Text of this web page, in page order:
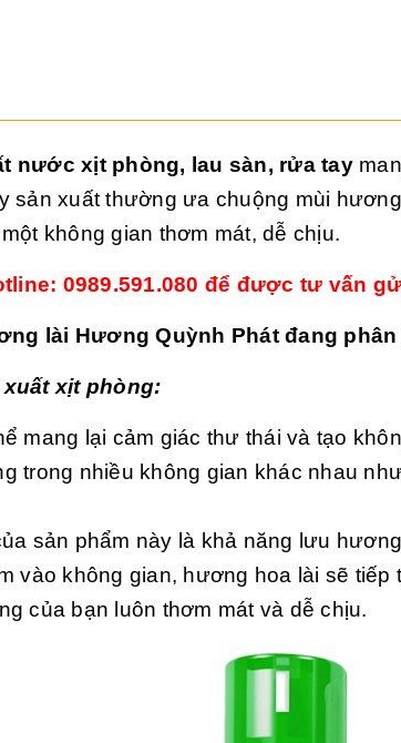
nước xịt phòng, lau sàn, rửa tay
sản xuất thường ưa chuộng mùi
không gian thơm mát, dễ chịu.
0989.591.080 để được tư vấn
lài Hương Quỳnh Phát đang
xịt phòng:
mang lại cảm giác thư thái và tạo
trong nhiều không gian khác nhau
sản phẩm này là khả năng lưu
vào không gian, hương hoa lài sẽ tiếp
của bạn luôn thơm mát và dễ chịu.